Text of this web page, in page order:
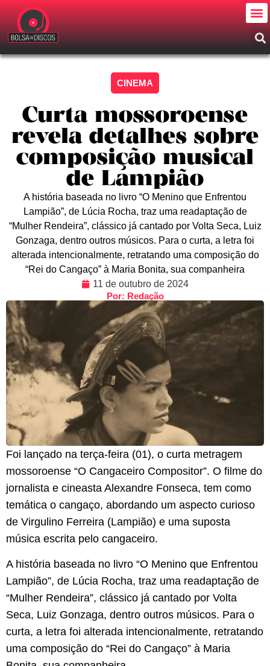
CINEMA
Curta mossoroense
revela detalhes sobre
composição musical
de Lampião
A história baseada no livro “O Menino que Enfrentou
Lampião”, de Lúcia Rocha, traz uma readaptação de
“Mulher Rendeira”, clássico já cantado por Volta Seca, Luiz
Gonzaga, dentro outros músicos. Para o curta, a letra foi
alterada intencionalmente, retratando uma composição do
“Rei do Cangaço” à Maria Bonita, sua companheira
11 de outubro de 2024
Por: Redação
Foi lançado na terça-feira (01), o curta metragem
mossoroense “O Cangaceiro Compositor”. O filme do
jornalista e cineasta Alexandre Fonseca, tem como
temática o cangaço, abordando um aspecto curioso
de Virgulino Ferreira (Lampião) e uma suposta
música escrita pelo cangaceiro.
A história baseada no livro “O Menino que Enfrentou
Lampião”, de Lúcia Rocha, traz uma readaptação de
“Mulher Rendeira”, clássico já cantado por Volta
Seca, Luiz Gonzaga, dentro outros músicos. Para o
curta, a letra foi alterada intencionalmente, retratando
uma composição do “Rei do Cangaço” à Maria